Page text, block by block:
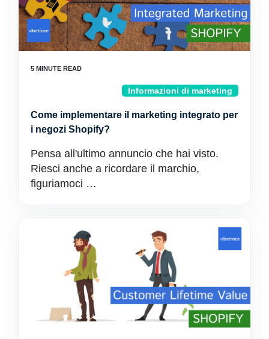
Informazioni di marketing
Come implementare il marketing integrato per
i negozi Shopify?
Pensa all'ultimo annuncio che hai visto.
Riesci anche a ricordare il marchio,
figuriamoci …